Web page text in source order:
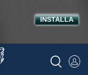
INSTALLA